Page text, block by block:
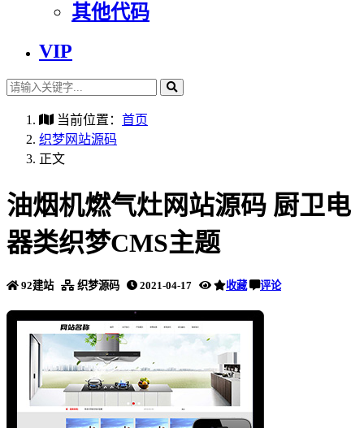
其他代码
VIP
当前位置： 首页
织梦网站源码
正文
油烟机燃气灶网站源码 厨卫电
器类织梦CMS主题
92建站 织梦源码 2021-04-17 收藏 评论